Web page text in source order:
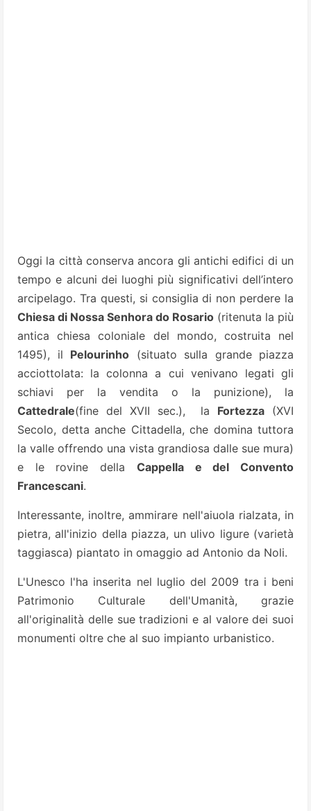
Oggi la città conserva ancora gli antichi edifici di un
tempo e alcuni dei luoghi più significativi dell’intero
arcipelago. Tra questi, si consiglia di non perdere la
Chiesa di Nossa Senhora do Rosario (ritenuta la più
antica chiesa coloniale del mondo, costruita nel
1495), il Pelourinho (situato sulla grande piazza
acciottolata: la colonna a cui venivano legati gli
schiavi per la vendita o la punizione), la
Cattedrale(fine del XVII sec.), la Fortezza (XVI
Secolo, detta anche Cittadella, che domina tuttora
la valle offrendo una vista grandiosa dalle sue mura)
e le rovine della Cappella e del Convento
Francescani.
Interessante, inoltre, ammirare nell'aiuola rialzata, in
pietra, all'inizio della piazza, un ulivo ligure (varietà
taggiasca) piantato in omaggio ad Antonio da Noli.
L'Unesco l'ha inserita nel luglio del 2009 tra i beni
Patrimonio Culturale dell'Umanità, grazie
all'originalità delle sue tradizioni e al valore dei suoi
monumenti oltre che al suo impianto urbanistico.